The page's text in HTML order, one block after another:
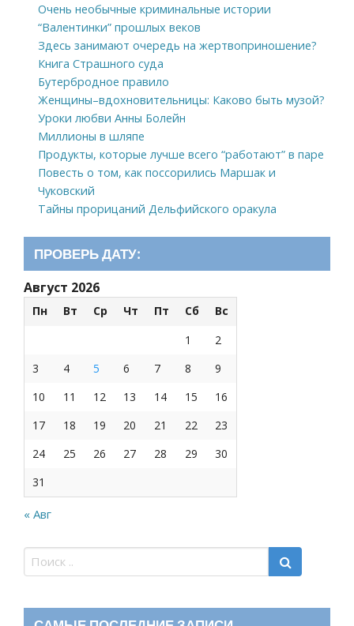
Очень необычные криминальные истории
“Валентинки” прошлых веков
Здесь занимают очередь на жертвоприношение?
Книга Страшного суда
Бутербродное правило
Женщины–вдохновительницы: Каково быть музой?
Уроки любви Анны Болейн
Миллионы в шляпе
Продукты, которые лучше всего “работают” в паре
Повесть о том, как поссорились Маршак и
Чуковский
Тайны прорицаний Дельфийского оракула
ПРОВЕРЬ ДАТУ:
Август 2026
Пн Вт Ср Чт Пт Сб
Вс
1
2
3
4 5 6 7 8
9
10
11 12 13 14 15
16
17
18 19 20 21 22
23
24
25 26 27 28 29
30
31
« Авг